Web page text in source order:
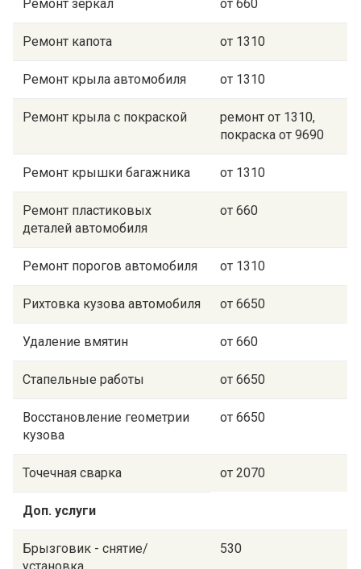
Ремонт зеркал от 660
Ремонт капота от 1310
Ремонт крыла автомобиля от 1310
Ремонт крыла с покраской
ремонт от 1310,
покраска от 9690
Ремонт крышки багажника от 1310
Ремонт пластиковых
деталей автомобиля
от 660
Ремонт порогов автомобиля от 1310
Рихтовка кузова автомобиля от 6650
Удаление вмятин от 660
Стапельные работы от 6650
Восстановление геометрии
кузова
от 6650
Точечная сварка от 2070
Доп. услуги
Брызговик - снятие/
530